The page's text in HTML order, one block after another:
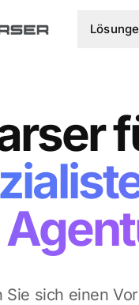
Sie sich einen